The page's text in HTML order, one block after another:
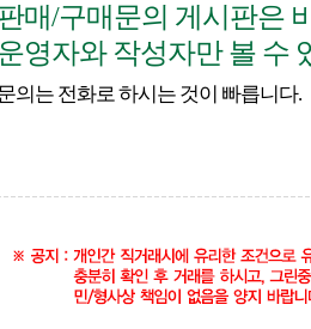
매/구매문의 게시판은
영자와 작성자만 볼 수
의는 전화로 하시는 것이 빠릅니다.